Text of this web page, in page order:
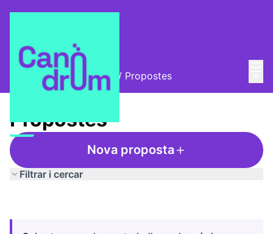
Trobades i assemblees / Propostes
Propostes
Nova proposta
Filtrar i cercar